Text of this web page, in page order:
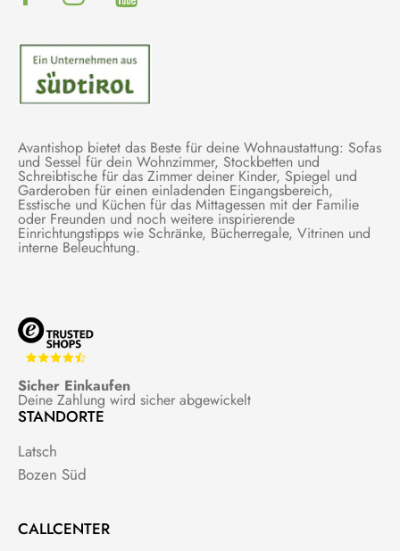
Avantishop bietet das Beste für deine Wohnaustattung: Sofas
und Sessel für dein Wohnzimmer, Stockbetten und
Schreibtische für das Zimmer deiner Kinder, Spiegel und
Garderoben für einen einladenden Eingangsbereich,
Esstische und Küchen für das Mittagessen mit der Familie
oder Freunden und noch weitere inspirierende
Einrichtungstipps wie Schränke, Bücherregale, Vitrinen und
interne Beleuchtung.
Sicher Einkaufen
Deine Zahlung wird sicher abgewickelt
STANDORTE
Latsch
Bozen Süd
CALLCENTER